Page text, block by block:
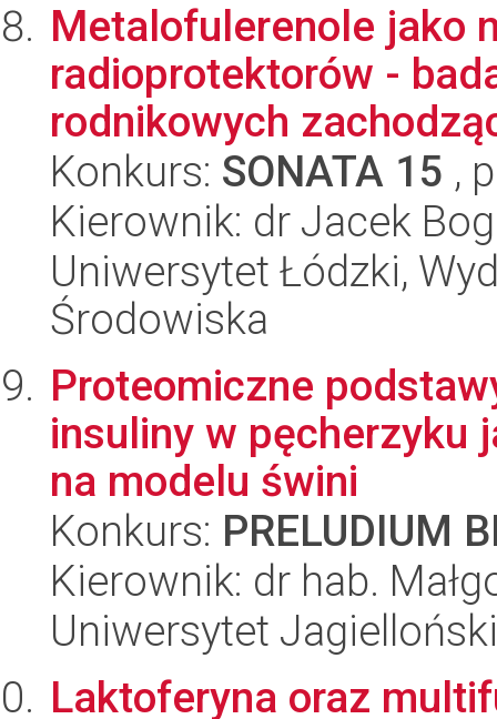
Metalofulerenole jako
radioprotektorów -
rodnikowych
Konkurs: SONATA 15 ,
Kierownik: dr Jacek
Uniwersytet Łódzki,
Środowiska
Proteomiczne
insuliny w pęcherzyku
na modelu świni
Konkurs: PRELUDIUM
Kierownik: dr hab.
Uniwersytet
Laktoferyna oraz